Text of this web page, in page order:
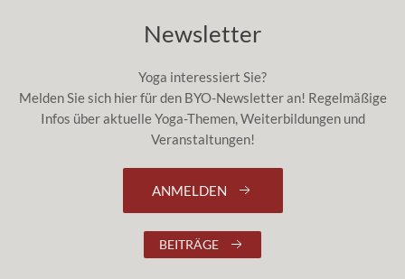
Newsletter
Yoga interessiert Sie?
Melden Sie sich hier für den BYO-Newsletter an! Regelmäßige
Infos über aktuelle Yoga-Themen, Weiterbildungen und
Veranstaltungen!
ANMELDEN
BEITRÄGE